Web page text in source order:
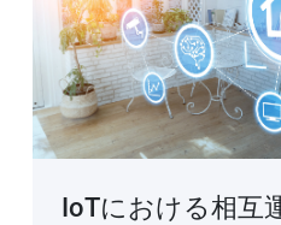
IoTにおける相互